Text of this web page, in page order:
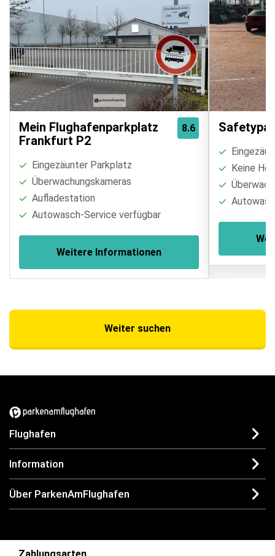
8.6
Mein Flughafenparkplatz
Frankfurt P2
Eingezäunter Parkplatz
Überwachungskameras
Aufladestation
Autowasch-Service verfügbar
Weitere Informationen
Keine
Weiter suchen
Flughafen
Information
Über ParkenAmFlughafen